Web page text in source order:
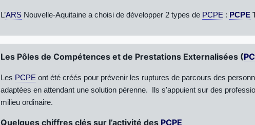
L’ARS Nouvelle-Aquitaine a choisi de développer 2 types de PCPE : PCPE
Les Pôles de Compétences et de Prestations Externalisées (
Les PCPE ont été créés pour prévenir les ruptures de parcours des
adaptées en attendant une solution pérenne. Ils s'appuient sur des
milieu ordinaire.
Quelques chiffres clés sur l’activité des PCPE